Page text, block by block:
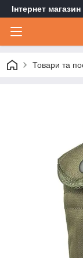
Інтернет
Товари та